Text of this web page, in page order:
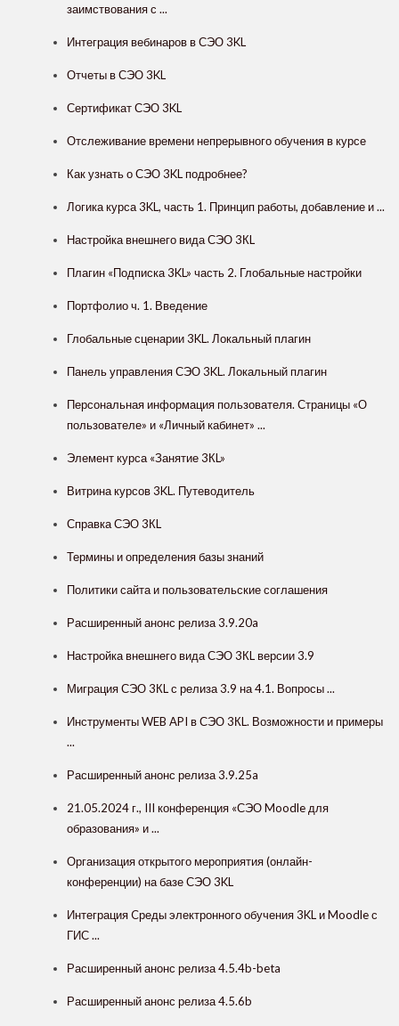
заимствования с ...
Интеграция вебинаров в СЭО 3KL
Отчеты в СЭО 3KL
Сертификат СЭО 3KL
Отслеживание времени непрерывного обучения в курсе
Как узнать о СЭО 3KL подробнее?
Логика курса 3KL, часть 1. Принцип работы, добавление и ...
Настройка внешнего вида СЭО 3КL
Плагин «Подписка 3KL» часть 2. Глобальные настройки
Портфолио ч. 1. Введение
Глобальные сценарии 3KL. Локальный плагин
Панель управления СЭО 3KL. Локальный плагин
Персональная информация пользователя. Страницы «О
пользователе» и «Личный кабинет» ...
Элемент курса «Занятие 3КL»
Витрина курсов 3KL. Путеводитель
Справка СЭО 3КL
Термины и определения базы знаний
Политики сайта и пользовательские соглашения
Расширенный анонс релиза 3.9.20a
Настройка внешнего вида СЭО 3КL версии 3.9
Миграция СЭО 3КL с релиза 3.9 на 4.1. Вопросы ...
Инструменты WEB API в СЭО 3КL. Возможности и примеры
...
Расширенный анонс релиза 3.9.25a
21.05.2024 г., III конференция «СЭО Moodle для
образования» и ...
Организация открытого мероприятия (онлайн-
конференции) на базе СЭО 3KL
Интеграция Cреды электронного обучения 3KL и Moodle с
ГИС ...
Расширенный анонс релиза 4.5.4b-beta
Расширенный анонс релиза 4.5.6b